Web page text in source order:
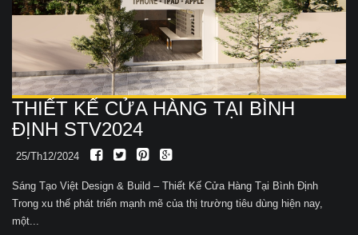
THIẾT KẾ CỬA HÀNG TẠI BÌNH
ĐỊNH STV2024
25/Th12/2024
Sáng Tạo Việt Design & Build – Thiết Kế Cửa Hàng Tại Bình Định
Trong xu thế phát triển mạnh mẽ của thị trường tiêu dùng hiện nay,
một...